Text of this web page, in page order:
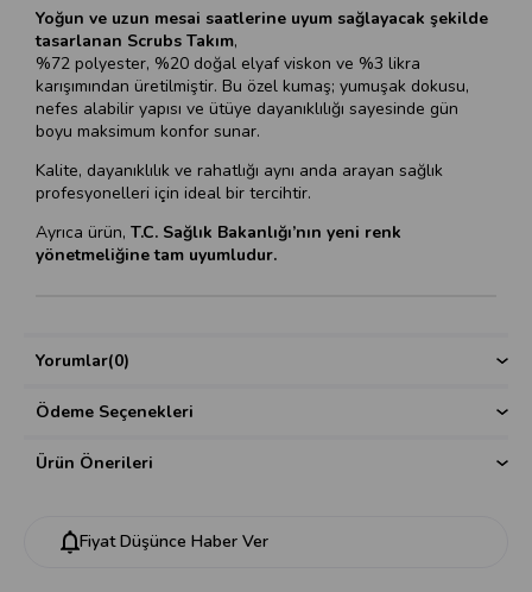
Yoğun ve uzun mesai saatlerine uyum sağlayacak şekilde
tasarlanan Scrubs Takım,
%72 polyester, %20 doğal elyaf viskon ve %3 likra
karışımından üretilmiştir. Bu özel kumaş; yumuşak dokusu,
nefes alabilir yapısı ve ütüye dayanıklılığı sayesinde gün
boyu maksimum konfor sunar.
Kalite, dayanıklılık ve rahatlığı aynı anda arayan sağlık
profesyonelleri için ideal bir tercihtir.
Ayrıca ürün, T.C. Sağlık Bakanlığı’nın yeni renk
yönetmeliğine tam uyumludur.
Yorumlar(0)
Ödeme Seçenekleri
Ürün Önerileri
Fiyat Düşünce Haber Ver